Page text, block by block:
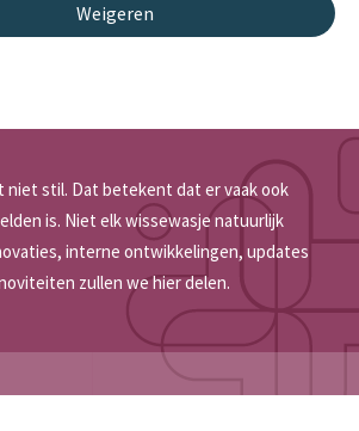
Pharma
niet stil. Dat betekent dat er vaak ook
is. Niet elk wissewasje natuurlijk
interne ontwikkelingen, updates
zullen we hier delen.
Weigeren